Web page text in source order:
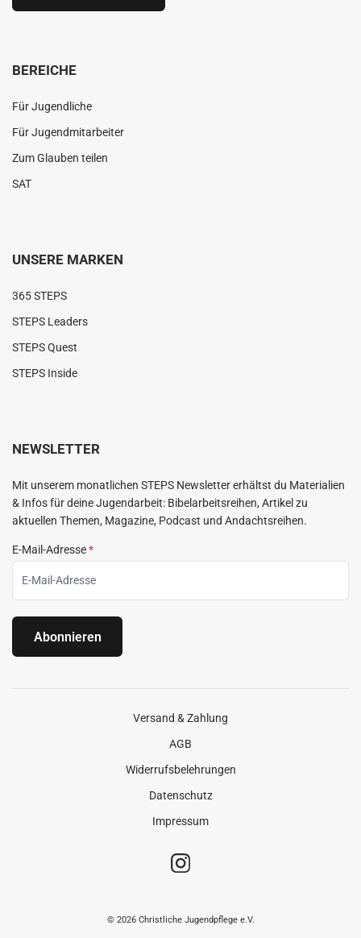
BEREICHE
Für Jugendliche
Für Jugendmitarbeiter
Zum Glauben teilen
SAT
UNSERE MARKEN
365 STEPS
STEPS Leaders
STEPS Quest
STEPS Inside
NEWSLETTER
Mit unserem monatlichen STEPS Newsletter erhältst du Materialien
& Infos für deine Jugendarbeit: Bibelarbeitsreihen, Artikel zu
aktuellen Themen, Magazine, Podcast und Andachtsreihen.
E-Mail-Adresse*
Abonnieren
Versand & Zahlung
AGB
Widerrufsbelehrungen
Datenschutz
Impressum
© 2026 Christliche Jugendpflege e.V.